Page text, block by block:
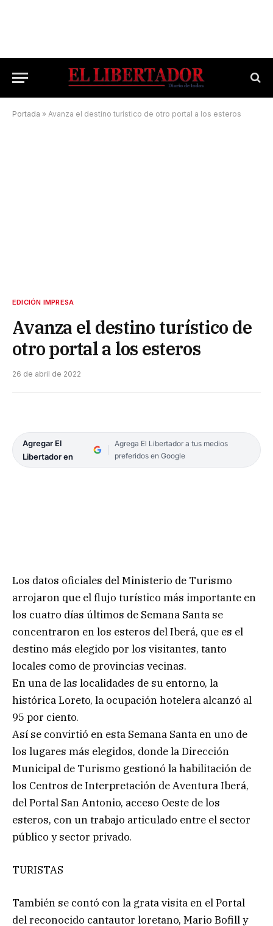
Portada » Avanza el destino turístico de otro portal a los esteros
EDICIÓN IMPRESA
Avanza el destino turístico de
otro portal a los esteros
26 de abril de 2022
Agregar El
Libertador en
Agrega El Libertador a tus medios
preferidos en Google
Los datos oficiales del Ministerio de Turismo
arrojaron que el flujo turístico más importante en
los cuatro días últimos de Semana Santa se
concentraron en los esteros del Iberá, que es el
destino más elegido por los visitantes, tanto
locales como de provincias vecinas.
En una de las localidades de su entorno, la
histórica Loreto, la ocupación hotelera alcanzó al
95 por ciento.
Así se convirtió en esta Semana Santa en uno de
los lugares más elegidos, donde la Dirección
Municipal de Turismo gestionó la habilitación de
los Centros de Interpretación de Aventura Iberá,
del Portal San Antonio, acceso Oeste de los
esteros, con un trabajo articulado entre el sector
público y sector privado.
TURISTAS
También se contó con la grata visita en el Portal
del reconocido cantautor loretano, Mario Bofill y